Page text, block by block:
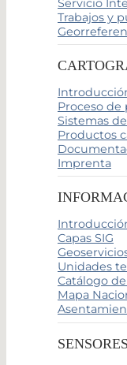
Servicio
Trabajos y
Proceso
Sistemas
Productos
Imprenta
Capas SIG
Unidades
Catálogo
Mapa